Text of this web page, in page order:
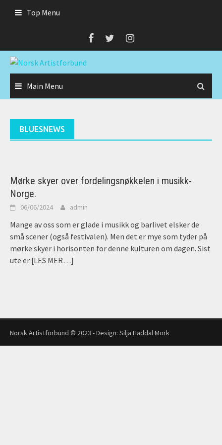
Top Menu
Main Menu
BLUESNEWS
Mørke skyer over fordelingsnøkkelen i musikk-
Norge.
06/06/2024 admin
Mange av oss som er glade i musikk og barlivet elsker de
små scener (også festivalen). Men det er mye som tyder på
mørke skyer i horisonten for denne kulturen om dagen. Sist
ute er [LES MER…]
Norsk Artistforbund © 2023 - Design: Silja Haddal Mork